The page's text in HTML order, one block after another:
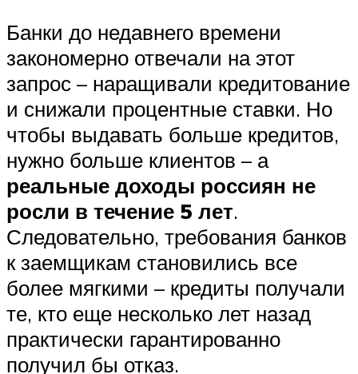
Банки до недавнего времени
закономерно отвечали на этот
запрос – наращивали кредитование
и снижали процентные ставки. Но
чтобы выдавать больше кредитов,
нужно больше клиентов – а
реальные доходы россиян не
росли в течение 5 лет.
Следовательно, требования банков
к заемщикам становились все
более мягкими – кредиты получали
те, кто еще несколько лет назад
практически гарантированно
получил бы отказ.